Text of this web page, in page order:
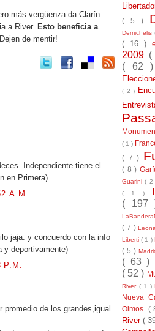
más vergüenza da Clarín
a River. Esto beneficia a
de mentir!
Independiente tiene el
en Primera).
A.M.
jaja. y concuerdo con la info
y deportivamente)
promedio de los grandes,igual
( 5 )
Demichelis
( 16 )
2009 (
( 62 )
( 2 )
( 1 )
( 7 )
( 8 )
Guarini( 2
( 1 )
( 197
( 7 )
Liberti( 1 )
( 5 )
( 63 )
( 52 )
River ( 1 )
Nueva
Olmos. (
River(